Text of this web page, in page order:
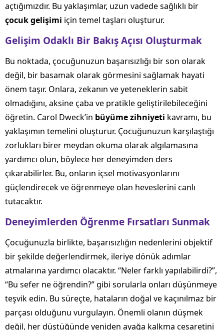
açtığımızdır. Bu yaklaşımlar, uzun vadede sağlıklı bir
çocuk gelişimi için temel taşları oluşturur.
Gelişim Odaklı Bir Bakış Açısı Oluşturmak
Bu noktada, çocuğunuzun başarısızlığı bir son olarak
değil, bir basamak olarak görmesini sağlamak hayati
önem taşır. Onlara, zekanın ve yeteneklerin sabit
olmadığını, aksine çaba ve pratikle geliştirilebileceğini
öğretin. Carol Dweck’in büyüme zihniyeti kavramı, bu
yaklaşımın temelini oluşturur. Çocuğunuzun karşılaştığı
zorlukları birer meydan okuma olarak algılamasına
yardımcı olun, böylece her deneyimden ders
çıkarabilirler. Bu, onların içsel motivasyonlarını
güçlendirecek ve öğrenmeye olan heveslerini canlı
tutacaktır.
Deneyimlerden Öğrenme Fırsatları Sunmak
Çocuğunuzla birlikte, başarısızlığın nedenlerini objektif
bir şekilde değerlendirmek, ileriye dönük adımlar
atmalarına yardımcı olacaktır. “Neler farklı yapılabilirdi?”,
“Bu sefer ne öğrendin?” gibi sorularla onları düşünmeye
teşvik edin. Bu süreçte, hataların doğal ve kaçınılmaz bir
parçası olduğunu vurgulayın. Önemli olanın düşmek
değil, her düştüğünde yeniden ayağa kalkma cesaretini